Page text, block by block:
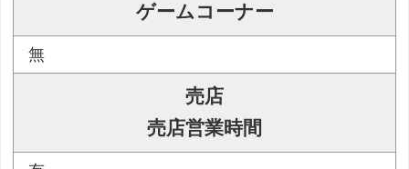
ゲームコーナー
無
売店
売店営業時間